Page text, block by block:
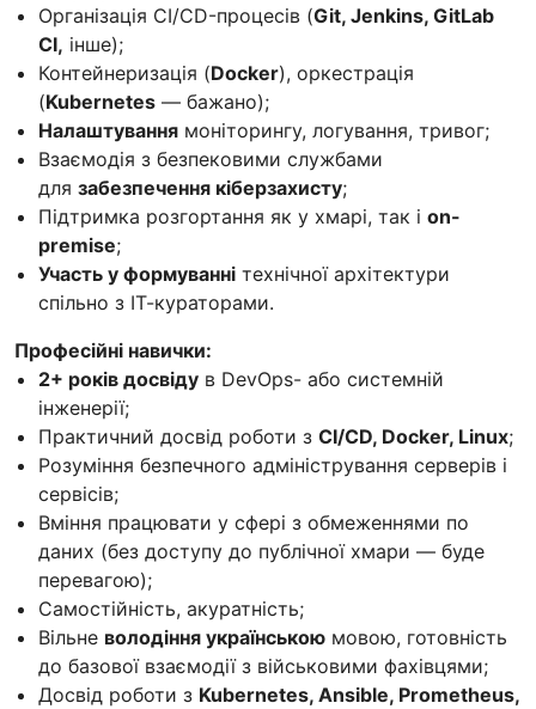
Організація CI/CD-процесів (Git, Jenkins, GitLab
CI, інше);
Контейнеризація (Docker), оркестрація
(Kubernetes — бажано);
Налаштування моніторингу, логування, тривог;
Взаємодія з безпековими службами
для забезпечення кіберзахисту;
Підтримка розгортання як у хмарі, так і on-
premise;
Участь у формуванні технічної архітектури
спільно з ІТ-кураторами.
Професійні навички:
2+ років досвіду в DevOps- або системній
інженерії;
Практичний досвід роботи з CI/CD, Docker, Linux;
Розуміння безпечного адміністрування серверів і
сервісів;
Вміння працювати у сфері з обмеженнями по
даних (без доступу до публічної хмари — буде
перевагою);
Самостійність, акуратність;
Вільне володіння українською мовою, готовність
до базової взаємодії з військовими фахівцями;
Досвід роботи з Kubernetes, Ansible, Prometheus,